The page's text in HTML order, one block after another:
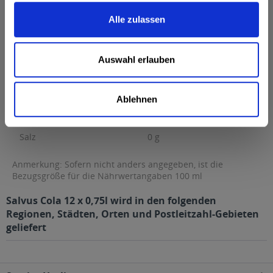
Alle zulassen
Auswahl erlauben
Ablehnen
44 kcal / 187 kJ
Fett
0 g
davon gesättigte Fettsäuren
0 g
Kohlenhydrate
11 g
11 g
Eiweiß
0 g
Salz
0 g
Anmerkung: Sofern nicht anders angegeben, ist die
Bezugsgröße für die Nährwertangaben 100 ml
Salvus Cola 12 x 0,75l wird in den folgenden
Regionen, Städten, Orten und Postleitzahl-Gebieten
geliefert